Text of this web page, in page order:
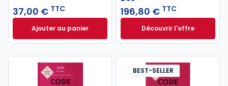
37,00 € TTC
Ajouter au panierCode pénal 2027 annoté. Édition limitée à 37,00 €
196,80 € TTC
Découvrir l'offreL'appel expert à
Dès
BEST-SELLER